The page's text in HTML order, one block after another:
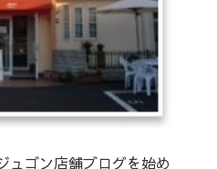
ュゴン店舗ブログを始め